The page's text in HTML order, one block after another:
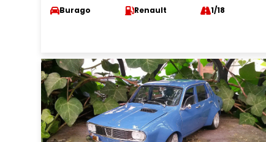
Burago Renault 1/18